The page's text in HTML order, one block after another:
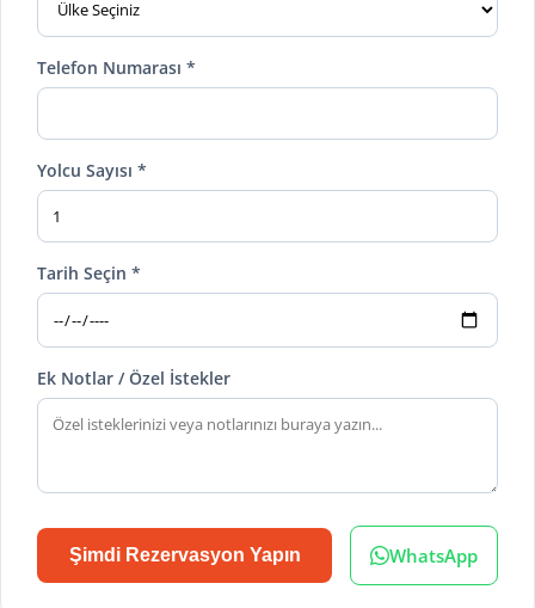
Telefon Numarası *
Yolcu Sayısı *
Tarih Seçin *
Ek Notlar / Özel İstekler
Şimdi Rezervasyon Yapın WhatsApp